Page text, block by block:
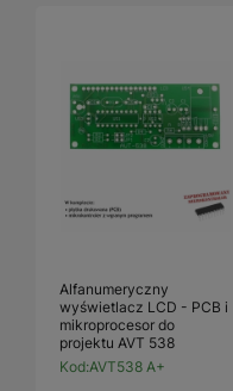
Alfanumeryczny
wyświetlacz LCD - PCB i
mikroprocesor do
projektu AVT 538
Kod:AVT538 A+